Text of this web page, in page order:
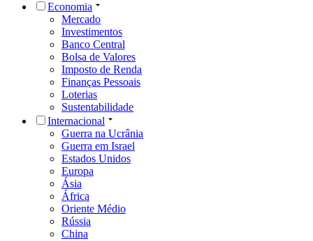
Economia
Mercado
Investimentos
Banco Central
Bolsa de Valores
Imposto de Renda
Finanças Pessoais
Loterias
Sustentabilidade
Internacional
Guerra na Ucrânia
Guerra em Israel
Estados Unidos
Europa
Ásia
África
Oriente Médio
Rússia
China